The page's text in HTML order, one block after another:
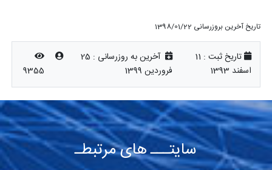
تاریخ آخرین بروزرسانی 1398/01/22
تاریخ ثبت : 11
اسفند 1393
آخرین به روزرسانی : 25
فروردین 1399
9355
سایتـــ های مرتبطـ